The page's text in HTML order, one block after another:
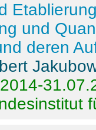
und
deren